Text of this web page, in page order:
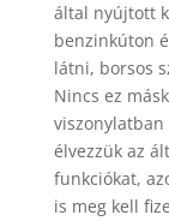
által nyújtott
benzinkúton
látni, borsos
Nincs ez
élvezzük az
funkciókat,
is meg kell